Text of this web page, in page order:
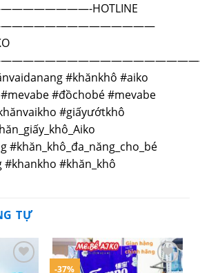
HOTLINE
#khănkhô #aiko
#đồchobé #mevabe
#giấyướtkhô
#khăn_khô_đa_năng_cho_bé
#khankho #khăn_khô
TỰ
-37%